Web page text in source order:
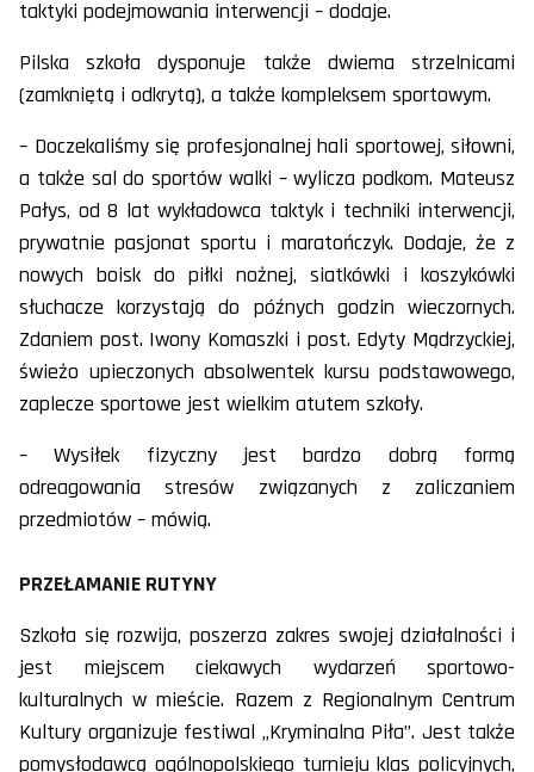
taktyki podejmowania interwencji – dodaje.
Pilska szkoła dysponuje także dwiema strzelnicami
(zamkniętą i odkrytą), a także kompleksem sportowym.
– Doczekaliśmy się profesjonalnej hali sportowej, siłowni,
a także sal do sportów walki – wylicza podkom. Mateusz
Pałys, od 8 lat wykładowca taktyk i techniki interwencji,
prywatnie pasjonat sportu i maratończyk. Dodaje, że z
nowych boisk do piłki nożnej, siatkówki i koszykówki
słuchacze korzystają do późnych godzin wieczornych.
Zdaniem post. Iwony Komaszki i post. Edyty Mądrzyckiej,
świeżo upieczonych absolwentek kursu podstawowego,
zaplecze sportowe jest wielkim atutem szkoły.
– Wysiłek fizyczny jest bardzo dobrą formą
odreagowania stresów związanych z zaliczaniem
przedmiotów – mówią.
PRZEŁAMANIE RUTYNY
Szkoła się rozwija, poszerza zakres swojej działalności i
jest miejscem ciekawych wydarzeń sportowo-
kulturalnych w mieście. Razem z Regionalnym Centrum
Kultury organizuje festiwal „Kryminalna Piła”. Jest także
pomysłodawcą ogólnopolskiego turnieju klas policyjnych,